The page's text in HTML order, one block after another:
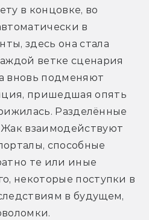
в концовке, во
в
здесь она стала
ветке сценария
вновь подменяют
пришедшая опять
Разделённые
взаимодействуют
способные
те или иные
некоторые поступки в
в будущем,